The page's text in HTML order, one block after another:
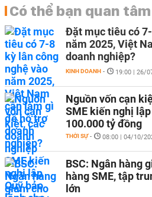
Có thể bạn quan tâm
Đặt mục tiêu có
năm 2025, Việt
doanh nghiệp?
KINH DOANH - 19:00 | 26/
Nguồn vốn cạn
SME kiến nghị
100.000 tỷ đồng
THỜI SỰ - 08:00 | 04/10/
BSC: Ngân hàng
hàng SME, tập
lớn